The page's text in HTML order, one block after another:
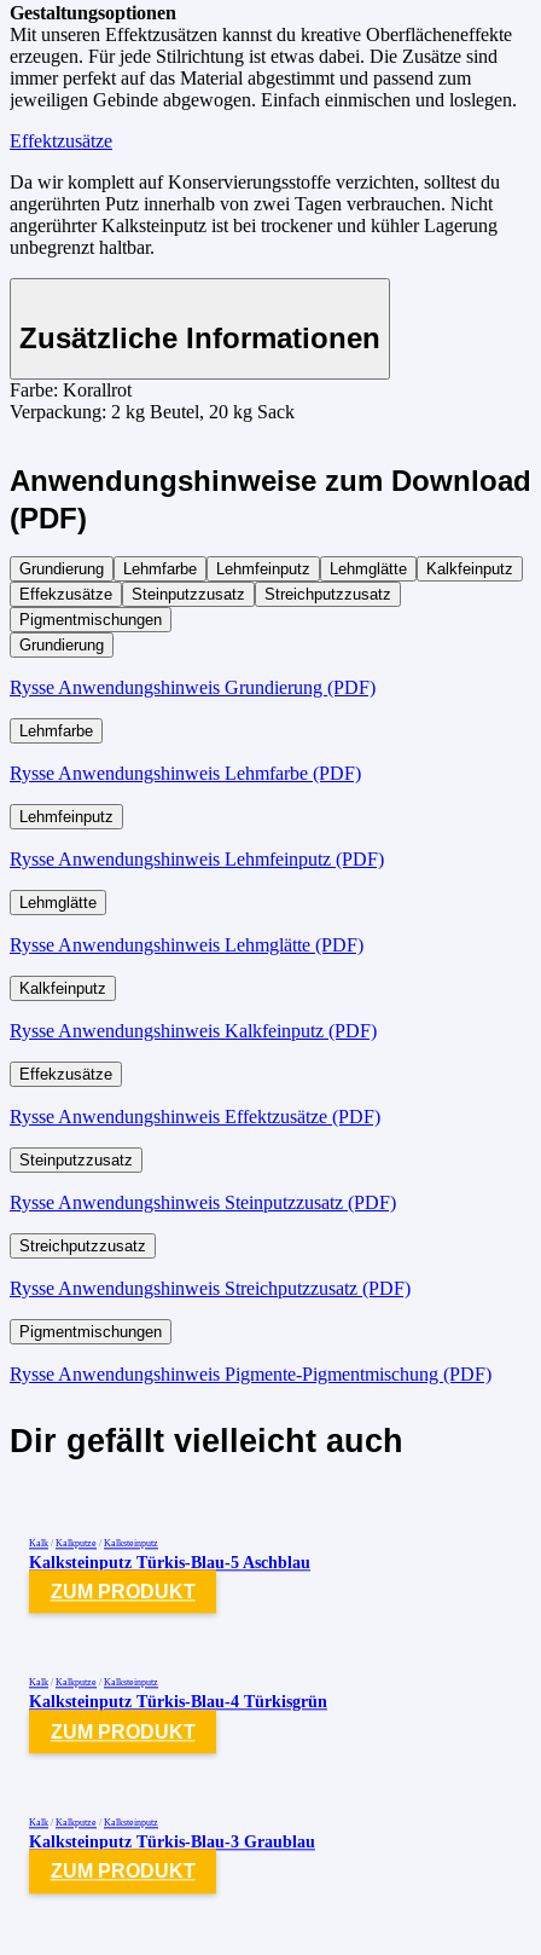
Gestaltungsoptionen
Mit unseren Effektzusätzen kannst du kreative Oberflächeneffekte
erzeugen. Für jede Stilrichtung ist etwas dabei. Die Zusätze sind
immer perfekt auf das Material abgestimmt und passend zum
jeweiligen Gebinde abgewogen. Einfach einmischen und loslegen.
Effektzusätze
Da wir komplett auf Konservierungsstoffe verzichten, solltest du
angerührten Putz innerhalb von zwei Tagen verbrauchen. Nicht
angerührter Kalksteinputz ist bei trockener und kühler Lagerung
unbegrenzt haltbar.
Zusätzliche Informationen
Farbe: Korallrot
Verpackung: 2 kg Beutel, 20 kg Sack
Anwendungshinweise zum Download
(PDF)
Grundierung Lehmfarbe Lehmfeinputz Lehmglätte
Kalkfeinputz
Effekzusätze
Steinputzzusatz
Streichputzzusatz
Pigmentmischungen
Grundierung
Rysse Anwendungshinweis Grundierung (PDF)
Lehmfarbe
Rysse Anwendungshinweis Lehmfarbe (PDF)
Lehmfeinputz
Rysse Anwendungshinweis Lehmfeinputz (PDF)
Lehmglätte
Rysse Anwendungshinweis Lehmglätte (PDF)
Kalkfeinputz
Rysse Anwendungshinweis Kalkfeinputz (PDF)
Effekzusätze
Rysse Anwendungshinweis Effektzusätze (PDF)
Steinputzzusatz
Rysse Anwendungshinweis Steinputzzusatz (PDF)
Streichputzzusatz
Rysse Anwendungshinweis Streichputzzusatz (PDF)
Pigmentmischungen
Rysse Anwendungshinweis Pigmente-Pigmentmischung (PDF)
Dir gefällt vielleicht auch
Kalk / Kalkputze / Kalksteinputz
Kalksteinputz Türkis-Blau-5 Aschblau
ZUM PRODUKT
Kalk / Kalkputze / Kalksteinputz
Kalksteinputz Türkis-Blau-4 Türkisgrün
ZUM PRODUKT
Kalk / Kalkputze / Kalksteinputz
Kalksteinputz Türkis-Blau-3 Graublau
ZUM PRODUKT